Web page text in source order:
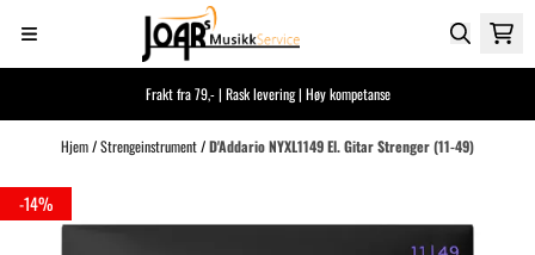
Hopp til innhold
Frakt fra 79,- | Rask levering | Høy kompetanse
Hjem/Strengeinstrument/D'Addario NYXL1149 El. Gitar Strenger (11-49)
-14%